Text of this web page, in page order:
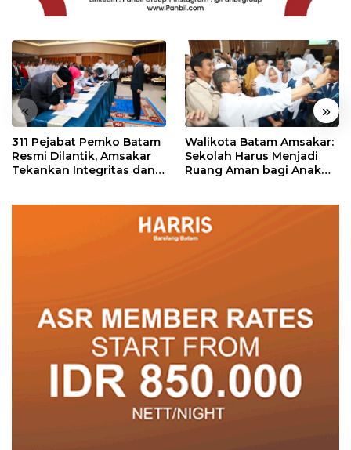
« »
311 Pejabat Pemko Batam
Resmi Dilantik, Amsakar
Tekankan Integritas dan
Walikota Batam Amsakar:
Sekolah Harus Menjadi
Ruang Aman bagi Anak